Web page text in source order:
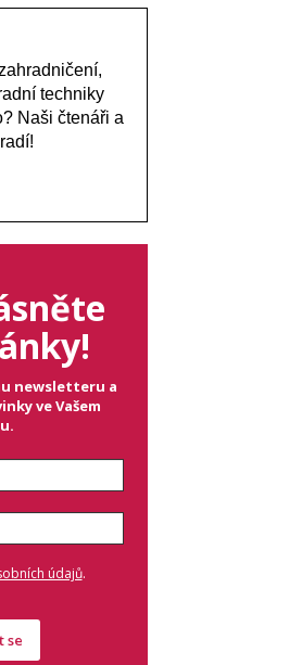
techniky
Naši čtenáři a
newsletteru a
ve Vašem
údajů.
se